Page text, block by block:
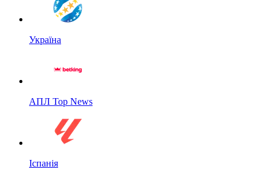
Україна
АПЛ Top News
Іспанія